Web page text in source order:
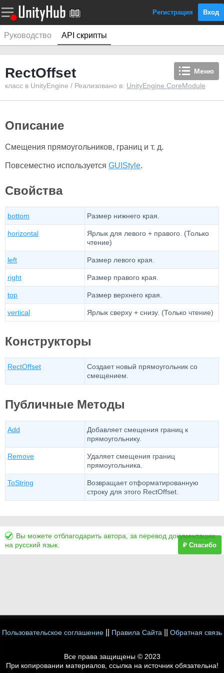
Регистрация Вход
Руководство API скрипты
Меню
RectOffset
класс в UnityEngine / Реализовано в: UnityEngine.CoreModule
Описание
Смещения прямоугольников, границ и т. д.
Повсеместно используется GUIStyle.
Свойства
bottom Размер нижнего края.
horizontal
Ярлык для левого + правого. (Только
чтение)
left Размер левого края.
right Размер правого края.
top Размер верхнего края.
vertical Ярлык сверху + снизу. (Только чтение)
Конструкторы
RectOffset
Создает новый прямоугольник со
смещением.
Публичные Методы
Add
Добавляет смещения границ к
прямоугольнику.
Remove
Удаляет смещения границ
прямоугольника.
ToString
Возвращает отформатированную
строку для этого RectOffset.
Вы можете отблагодарить автора, за перевод документации
на русский язык.
₽ Спасибо
Пользовательское соглашение Правила Сайта Обратная связь
Все права защищены © 2023
При копировании материалов, ссылка на источник обязательна!